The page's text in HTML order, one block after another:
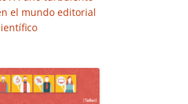
el mundo editorial